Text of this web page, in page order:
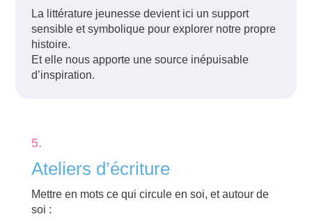
La littérature jeunesse devient ici un support
sensible et symbolique pour explorer notre propre
histoire.
Et elle nous apporte une source inépuisable
d’inspiration.
5.
Ateliers d’écriture
Mettre en mots ce qui circule en soi, et autour de
soi :